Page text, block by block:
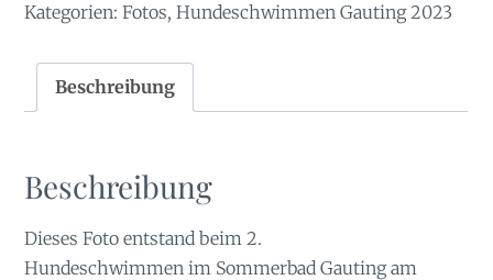
Kategorien:Fotos,Hundeschwimmen Gauting 2023
Beschreibung
Beschreibung
Dieses Foto entstand beim 2.
Hundeschwimmen im Sommerbad Gauting am